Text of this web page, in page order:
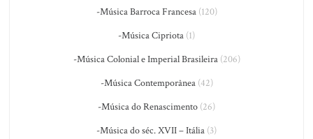
-Música Barroca Francesa(120)
-Música Cipriota (1)
-Música Colonial e Imperial Brasileira(206)
-Música Contemporânea(42)
-Música do Renascimento (26)
-Música do séc. XVII – Itália (3)